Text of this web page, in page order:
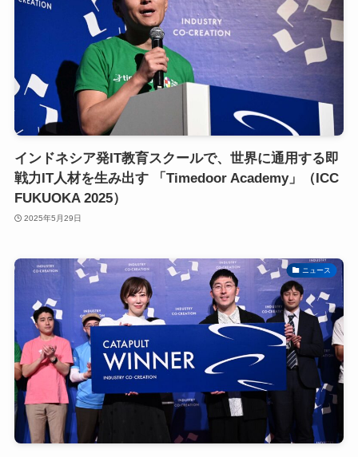
インドネシア発IT教育スクールで、世界に通用する即
戦力IT人材を生み出す 「Timedoor Academy」（ICC
FUKUOKA 2025）
2025年5月29日
ニュース